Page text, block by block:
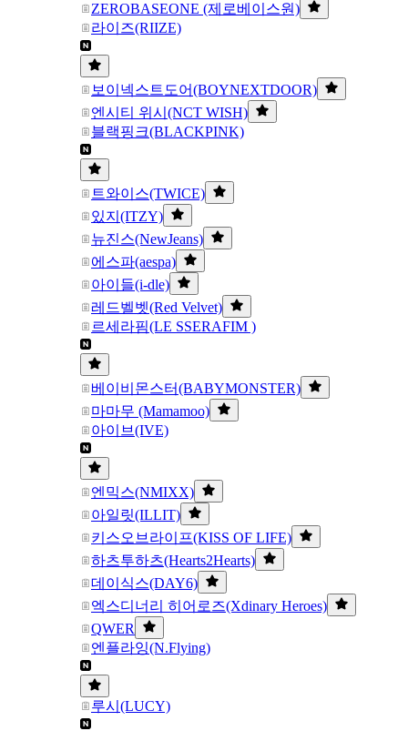
ZEROBASEONE (제로베이스원)
라이즈(RIIZE)
보이넥스트도어(BOYNEXTDOOR)
엔시티 위시(NCT WISH)
블랙핑크(BLACKPINK)
트와이스(TWICE)
있지(ITZY)
뉴진스(NewJeans)
에스파(aespa)
아이들(i-dle)
레드벨벳(Red Velvet)
르세라핌(LE SSERAFIM )
베이비몬스터(BABYMONSTER)
마마무 (Mamamoo)
아이브(IVE)
엔믹스(NMIXX)
아일릿(ILLIT)
키스오브라이프(KISS OF LIFE)
하츠투하츠(Hearts2Hearts)
데이식스(DAY6)
엑스디너리 히어로즈(Xdinary Heroes)
QWER
엔플라잉(N.Flying)
루시(LUCY)